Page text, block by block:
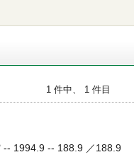
1 件中、 1 件目
-- 1994.9 -- 188.9 ／188.9